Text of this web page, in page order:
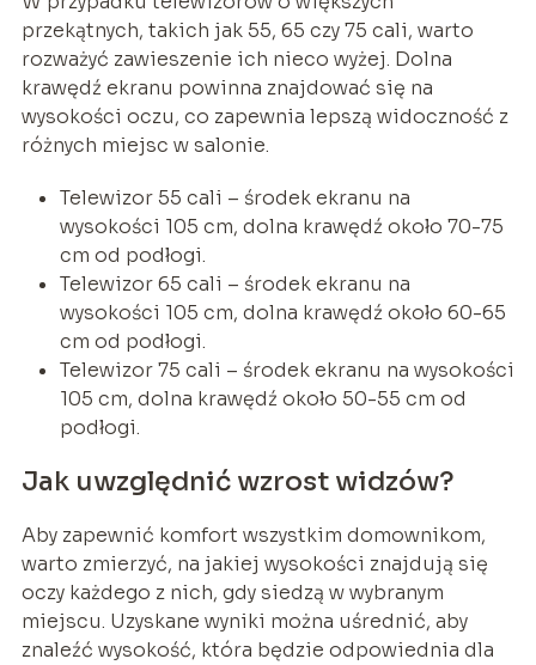
przekątnych, takich jak 55, 65 czy 75 cali, warto
rozważyć zawieszenie ich nieco wyżej. Dolna
krawędź ekranu powinna znajdować się na
wysokości oczu, co zapewnia lepszą widoczność z
różnych miejsc w salonie.
Telewizor 55 cali – środek ekranu na
wysokości 105 cm, dolna krawędź około 70-75
cm od podłogi.
Telewizor 65 cali – środek ekranu na
wysokości 105 cm, dolna krawędź około 60-65
cm od podłogi.
Telewizor 75 cali – środek ekranu na wysokości
105 cm, dolna krawędź około 50-55 cm od
podłogi.
Jak uwzględnić wzrost widzów?
Aby zapewnić komfort wszystkim domownikom,
warto zmierzyć, na jakiej wysokości znajdują się
oczy każdego z nich, gdy siedzą w wybranym
miejscu. Uzyskane wyniki można uśrednić, aby
znaleźć wysokość, która będzie odpowiednia dla